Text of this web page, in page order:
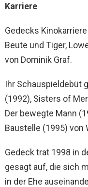
Karriere
Gedecks
Beute und Tiger,
von Dominik Graf.
Ihr Schauspieldebüt
(1992), Sisters of
Der bewegte Mann
Baustelle (1995) von
Gedeck trat 1998 in
gesagt auf, die sich
in der Ehe